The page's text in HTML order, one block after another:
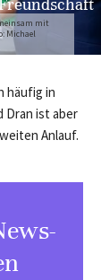
mit
Michael
häufig in
Dran ist aber
Anlauf.